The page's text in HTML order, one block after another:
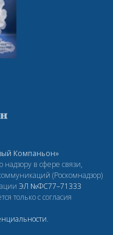
Компаньон»
в сфере связи,
(Роскомнадзор)
ЭЛ №ФС77–71333
только с согласия
.